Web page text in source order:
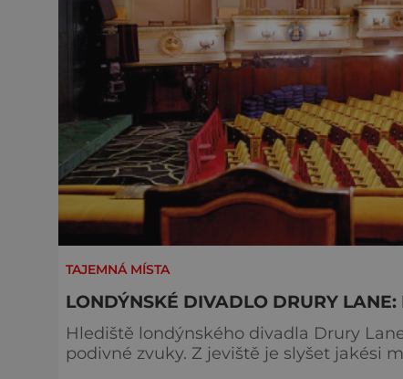
TAJEMNÁ MÍSTA
LONDÝNSKÉ DIVADLO DRURY
Hlediště londýnského divadla Drury
podivné zvuky. Z jeviště je slyšet jakési